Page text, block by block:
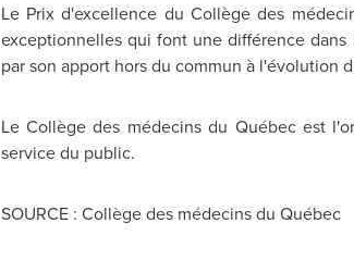
Le Prix d'excellence du Collège des
exceptionnelles qui font une différence
par son apport hors du commun à l'évolution
Le Collège des médecins du Québec est
service du public.
SOURCE : Collège des médecins du Québec